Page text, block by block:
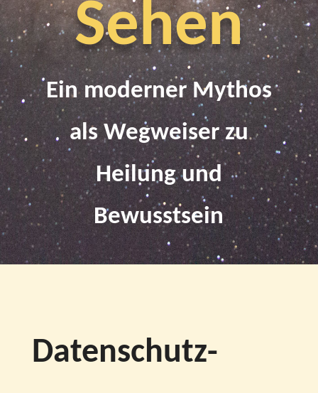
Sehen
Ein moderner Mythos
als Wegweiser zu
Heilung und
Bewusstsein
Datenschutz­